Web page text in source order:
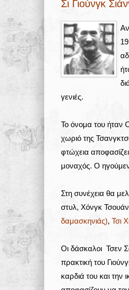
Σι Γιούνγκ
γενιές.
Το όνομα του ήταν
χωριό της
φτώχεια
μοναχός. Ο
Στη συνέχεια θα
στυλ, Χόνγκ
δαμασκηνιάς), Τσι
Οι δάσκαλοι Τσεν
πρακτική του
καρδιά του και την